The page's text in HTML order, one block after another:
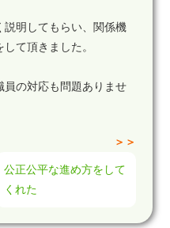
明してもらい、関係機
て頂きました。
員の対応も問題ありませ
＞＞
公正公平な進め方をして
くれた